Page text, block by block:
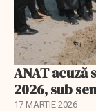
ANAT acuză
2026, sub
17 MARTIE 2026